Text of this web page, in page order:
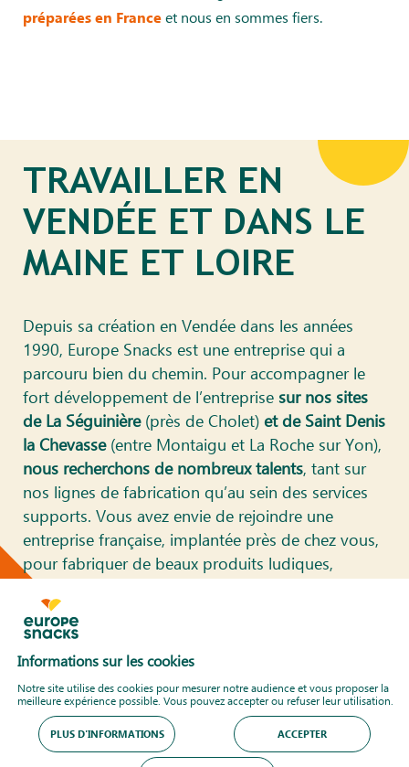
préparées en France et nous en sommes fiers.
TRAVAILLER EN
VENDÉE ET DANS LE
MAINE ET LOIRE
Depuis sa création en Vendée dans les années
1990, Europe Snacks est une entreprise qui a
parcouru bien du chemin. Pour accompagner le
fort développement de l’entreprise sur nos sites
de La Séguinière(près de Cholet) et de Saint Denis
la Chevasse(entre Montaigu et La Roche sur Yon),
nous recherchons de nombreux talents, tant sur
nos lignes de fabrication qu’au sein des services
supports. Vous avez envie de rejoindre une
entreprise française, implantée près de chez vous,
pour fabriquer de beaux produits ludiques,
LES RAISONS DE NOUS REJOINDRE
Informations sur les cookies
Notre site utilise des cookies pour mesurer notre audience et vous proposer la
meilleure expérience possible. Vous pouvez accepter ou refuser leur utilisation.
PLUS D'INFORMATIONS ACCEPTER